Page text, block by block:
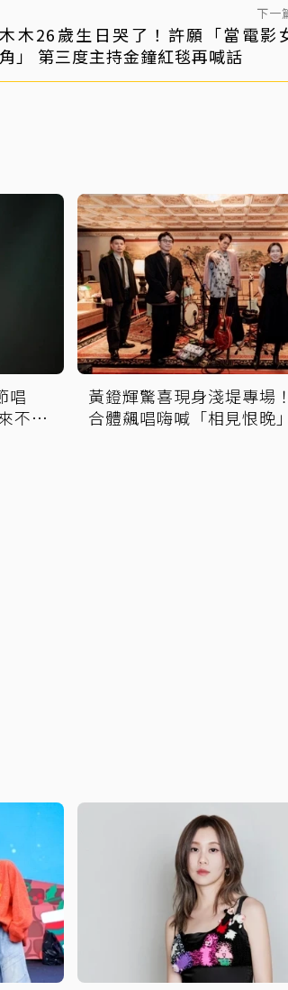
下一
木木26歲生日哭了！許願「當電影
角」 第三度主持金鐘紅毯再喊話
唱
不及
黃鐙輝驚喜現身淺堤專場
合體飆唱嗨喊「相見恨晚